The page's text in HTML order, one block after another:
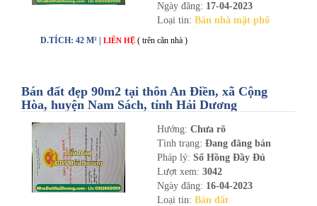
Ngày đăng: 17-04-2023
Loại tin: Bán nhà mặt phố
D.TÍCH: 42 M² | LIÊN HỆ ( trên căn nhà )
Bán đất đẹp 90m2 tại thôn An Điền, xã Cộng
Hòa, huyện Nam Sách, tỉnh Hải Dương
Hướng: Chưa rõ
Tình trạng: Đang đăng bán
Pháp lý: Sổ Hồng Đầy Đủ
Lượt xem: 3042
Ngày đăng: 16-04-2023
Loại tin: Bán đất